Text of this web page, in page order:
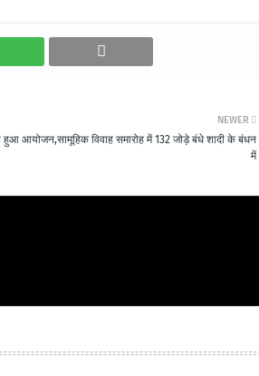
NEWER
हुआ आयोजन,सामूहिक विवाह समारोह में 132 जोड़े बंधे शादी के बंधन
में